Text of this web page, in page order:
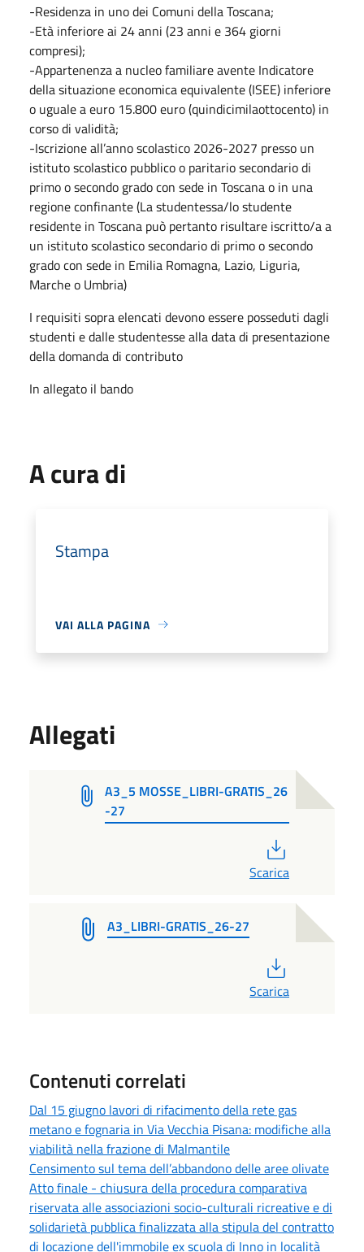
-Residenza in uno dei Comuni della Toscana;
-Età inferiore ai 24 anni (23 anni e 364 giorni
compresi);
-Appartenenza a nucleo familiare avente Indicatore
della situazione economica equivalente (ISEE) inferiore
o uguale a euro 15.800 euro (quindicimilaottocento) in
corso di validità;
-Iscrizione all’anno scolastico 2026-2027 presso un
istituto scolastico pubblico o paritario secondario di
primo o secondo grado con sede in Toscana o in una
regione confinante (La studentessa/lo studente
residente in Toscana può pertanto risultare iscritto/a a
un istituto scolastico secondario di primo o secondo
grado con sede in Emilia Romagna, Lazio, Liguria,
Marche o Umbria)
I requisiti sopra elencati devono essere posseduti dagli
studenti e dalle studentesse alla data di presentazione
della domanda di contributo
In allegato il bando
A cura di
Stampa
VAI ALLA PAGINA
Allegati
A3_5 MOSSE_LIBRI-GRATIS_26
-27
Scarica
A3_LIBRI-GRATIS_26-27
Scarica
Contenuti correlati
Dal 15 giugno lavori di rifacimento della rete gas
metano e fognaria in Via Vecchia Pisana: modifiche alla
viabilità nella frazione di Malmantile
Censimento sul tema dell’abbandono delle aree olivate
Atto finale - chiusura della procedura comparativa
riservata alle associazioni socio-culturali ricreative e di
solidarietà pubblica finalizzata alla stipula del contratto
di locazione dell'immobile ex scuola di Inno in località